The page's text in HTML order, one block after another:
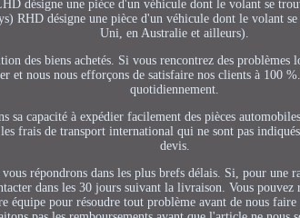
désigne une pièce d'un véhicule dont le volant se
RHD désigne une pièce d'un véhicule dont le volant
Uni, en Australie et ailleurs).
des biens achetés. Si vous rencontrez des
et nous nous efforçons de satisfaire nos clients à 100
quotidiennement.
sa capacité à expédier facilement des pièces
frais de transport international qui ne sont pas
devis.
répondrons dans les plus brefs délais. Si, pour une
dans les 30 jours suivant la livraison. Vous
équipe pour résoudre tout problème avant de nous